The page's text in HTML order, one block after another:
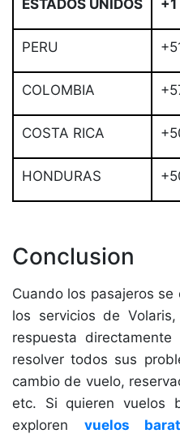
ESTADOS UNIDOS
PERU
COLOMBIA
COSTA RICA
HONDURAS
Conclusion
Cuando los pasajeros
los servicios de
respuesta
resolver todos sus
cambio de vuelo,
etc. Si quieren vuelos
exploren vuelos